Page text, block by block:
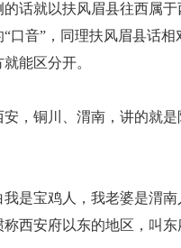
话就以扶风眉县往西属
口音”，同理扶风眉县话
能区分开。
，铜川、渭南，讲的就
是宝鸡人，我老婆是渭
西安府以东的地区，叫东